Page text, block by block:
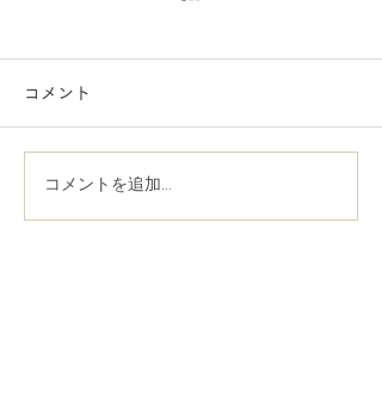
先着5名様へ、似顔絵オー
コメント
コメントを追加…